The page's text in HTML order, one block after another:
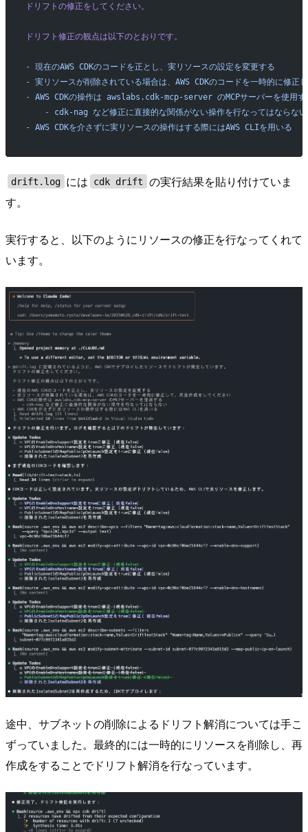
ドリフトの修正をしてください。
ドリフト修正の観点は以下のとおりです。
- 現在のAWS CDKのコードを正とし、実リソースの設定を変更する
- 実リソースが削除されている場合は、AWS CDKのコードを一時的に修正
- AWS CDKの操作は awslabs.cdk-mcp-server のMCPサーバーを使用す
    -
cdk-nag など修正に直接的な関係がない操作を行なってはならない
- AWS CDKを介さずに実リソースの操作はする際にはAWS CLIを用いる
drift.log には cdk drift
の実行結果を貼り付けていま
す。
実行すると、以下のようにリソースの修正を行なってくれて
います。
途中、サブネットの削除によるドリフト解消については手こ
ずっていました。最終的には一時的にリソースを削除し、再
作成をすることでドリフト解消を行なっています。